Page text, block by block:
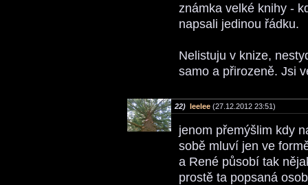
známka velké knihy -
napsali jedinou řádku.
Nelistuju v knize,
samo a přirozeně. Jsi
22) leelee (27.12.2012 23:51)
jenom přemýšlim kdy
sobě mluví jen ve
a René působí tak
prostě ta popsaná